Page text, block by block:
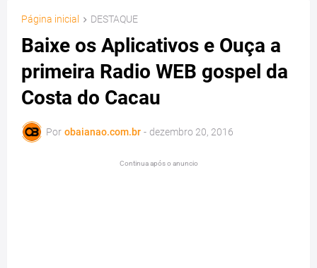
Página inicial DESTAQUE
Baixe os Aplicativos e Ouça a
primeira Radio WEB gospel da
Costa do Cacau
Por obaianao.com.br - dezembro 20, 2016
Continua após o anuncio